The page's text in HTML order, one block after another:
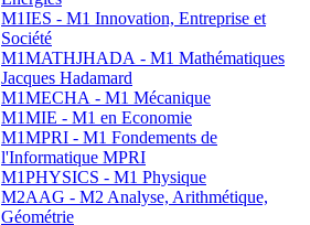
M1IES - M1 Innovation, Entreprise et
Société
M1MATHJHADA - M1 Mathématiques
Jacques Hadamard
M1MECHA - M1 Mécanique
M1MIE - M1 en Economie
M1MPRI - M1 Fondements de
l'Informatique MPRI
M1PHYSICS - M1 Physique
M2AAG - M2 Analyse, Arithmétique,
Géométrie